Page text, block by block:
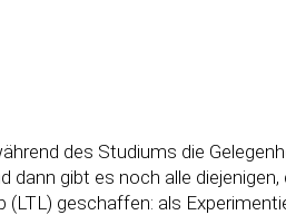
des Studiums die
gibt es noch alle
geschaffen: als